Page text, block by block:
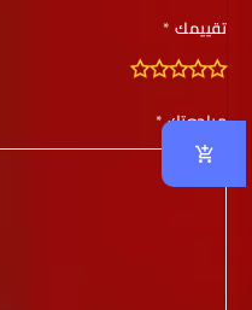
تقييمك *
مراجعتك*